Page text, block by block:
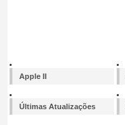
Apple II
Últimas Atualizações